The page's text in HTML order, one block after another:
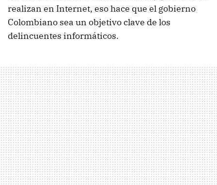
realizan en Internet, eso hace que el gobierno
Colombiano sea un objetivo clave de los
delincuentes informáticos.